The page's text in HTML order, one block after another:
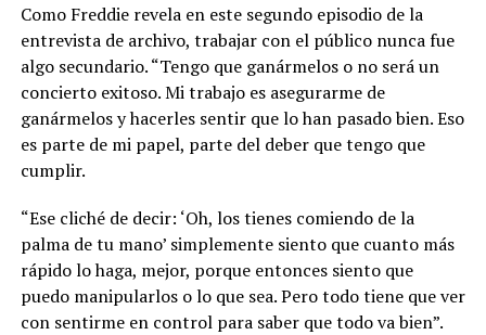
Como Freddie revela en este segundo episodio de la
entrevista de archivo, trabajar con el público nunca fue
algo secundario. “Tengo que ganármelos o no será un
concierto exitoso. Mi trabajo es asegurarme de
ganármelos y hacerles sentir que lo han pasado bien. Eso
es parte de mi papel, parte del deber que tengo que
cumplir.
“Ese cliché de decir: ‘Oh, los tienes comiendo de la
palma de tu mano’ simplemente siento que cuanto más
rápido lo haga, mejor, porque entonces siento que
puedo manipularlos o lo que sea. Pero todo tiene que ver
con sentirme en control para saber que todo va bien”.